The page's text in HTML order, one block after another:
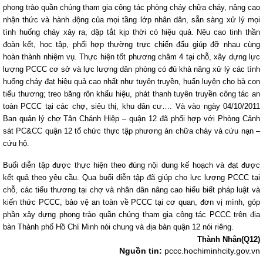
phong trào quần chúng tham gia công tác phòng cháy chữa cháy, nâng cao
nhận thức và hành động của mọi tầng lớp nhân dân, sẵn sàng xử lý mọi
tình huống cháy xảy ra, dập tắt kịp thời có hiệu quả. Nêu cao tinh thần
đoàn kết, học tập, phối hợp thường trực chiến đấu giúp đỡ nhau cùng
hoàn thành nhiệm vụ. Thực hiện tốt phương châm 4 tại chỗ, xây dựng lực
lượng PCCC cơ sở và lực lượng dân phòng có đủ khả năng xử lý các tình
huống cháy đạt hiệu quả cao nhất như tuyên truyền, huấn luyện cho bà con
tiểu thương; treo băng rôn khẩu hiệu, phát thanh tuyên truyền công tác an
toàn PCCC tại các chợ, siêu thị, khu dân cư…. Và vào ngày 04/10/2011
Ban quản lý chợ Tân Chánh Hiệp – quận 12 đã phối hợp với Phòng Cảnh
sát PC&CC quận 12 tổ chức thực tập phương án chữa cháy và cứu nạn –
cứu hộ.
Buổi diễn tập được thực hiện theo đúng nội dung kế hoạch và đạt được
kết quả theo yêu cầu. Qua buổi diễn tập đã giúp cho lực lượng PCCC tại
chỗ, các tiểu thương tại chợ và nhân dân nâng cao hiểu biết pháp luật và
kiến thức PCCC, bảo vệ an toàn về PCCC tại cơ quan, đơn vị mình, góp
phần xây dựng phong trào quần chúng tham gia công tác PCCC trên địa
bàn Thành phố Hồ Chí Minh nói chung và địa bàn quận 12 nói riêng.
Thành Nhân(Q12)
Nguồn tin: pccc.hochiminhcity.gov.vn